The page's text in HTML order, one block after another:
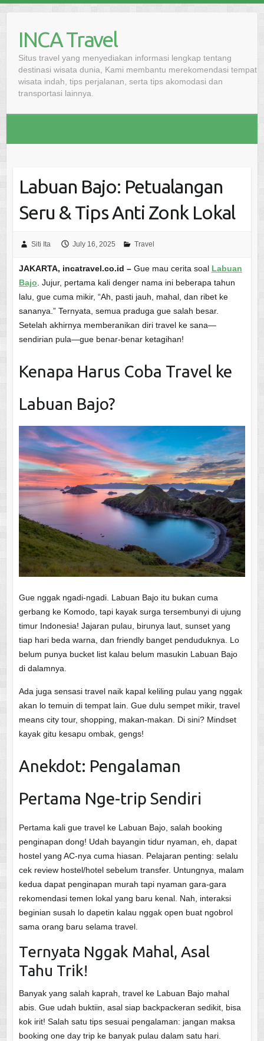
contentINCA Travel
Situs travel yang menyediakan informasi lengkap tentang
destinasi wisata dunia, Kami membantu merekomendasi tempat
wisata indah, tips perjalanan, serta tips akomodasi dan
transportasi lainnya.
Labuan Bajo: Petualangan
Seru & Tips Anti Zonk Lokal
Siti Ita July 16, 2025 Travel
JAKARTA, incatravel.co.id –Gue mau cerita soal Labuan
Bajo . Jujur, pertama kali denger nama ini beberapa tahun
lalu, gue cuma mikir, “Ah, pasti jauh, mahal, dan ribet ke
sananya.” Ternyata, semua praduga gue salah besar.
Setelah akhirnya memberanikan diri travel ke sana—
sendirian pula—gue benar-benar ketagihan!
Kenapa Harus Coba Travel ke
Labuan Bajo?
Gue nggak ngadi-ngadi. Labuan Bajo itu bukan cuma
gerbang ke Komodo, tapi kayak surga tersembunyi di ujung
timur Indonesia! Jajaran pulau, birunya laut, sunset yang
tiap hari beda warna, dan friendly banget penduduknya. Lo
belum punya bucket list kalau belum masukin Labuan Bajo
di dalamnya.
Ada juga sensasi travel naik kapal keliling pulau yang nggak
akan lo temuin di tempat lain. Gue dulu sempet mikir, travel
means city tour, shopping, makan-makan. Di sini? Mindset
kayak gitu kesapu ombak, gengs!
Anekdot: Pengalaman
Pertama Nge-trip Sendiri
Pertama kali gue travel ke Labuan Bajo, salah booking
penginapan dong! Udah bayangin tidur nyaman, eh, dapat
hostel yang AC-nya cuma hiasan. Pelajaran penting: selalu
cek review hostel/hotel sebelum transfer. Untungnya, malam
kedua dapat penginapan murah tapi nyaman gara-gara
rekomendasi temen lokal yang baru kenal. Nah, interaksi
beginian susah lo dapetin kalau nggak open buat ngobrol
sama orang baru selama travel.
Ternyata Nggak Mahal, Asal
Tahu Trik!
Banyak yang salah kaprah, travel ke Labuan Bajo mahal
abis. Gue udah buktiin, asal siap backpackeran sedikit, bisa
kok irit! Salah satu tips sesuai pengalaman: jangan maksa
booking one day trip ke banyak pulau dalam satu hari.